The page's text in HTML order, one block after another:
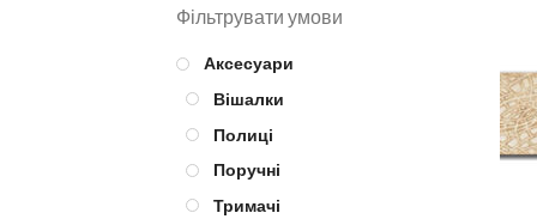
Аксесуари
Вішалки
Полиці
Поручні
Тримачі